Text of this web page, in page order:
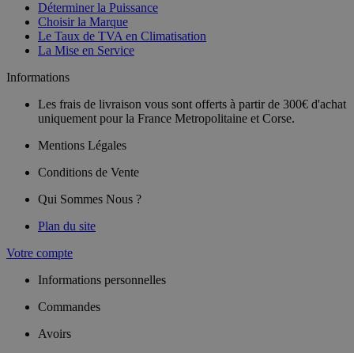
Déterminer la Puissance
Choisir la Marque
Le Taux de TVA en Climatisation
La Mise en Service
Informations
Les frais de livraison vous sont offerts à partir de 300€ d'achat
uniquement pour la France Metropolitaine et Corse.
Mentions Légales
Conditions de Vente
Qui Sommes Nous ?
Plan du site
Votre compte
Informations personnelles
Commandes
Avoirs